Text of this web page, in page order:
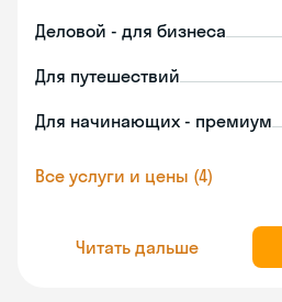
Деловой - для бизнеса
Для путешествий
Для начинающих - премиум
Все услуги и цены (4)
Читать дальше